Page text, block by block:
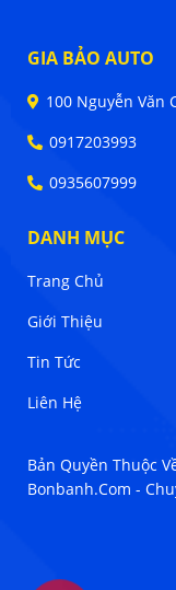
GIA BẢO AUTO
100 Nguyễn Văn
0917203993
0935607999
DANH MỤC
Trang Chủ
Giới Thiệu
Tin Tức
Liên Hệ
Bản Quyền Thuộc
Bonbanh.com -